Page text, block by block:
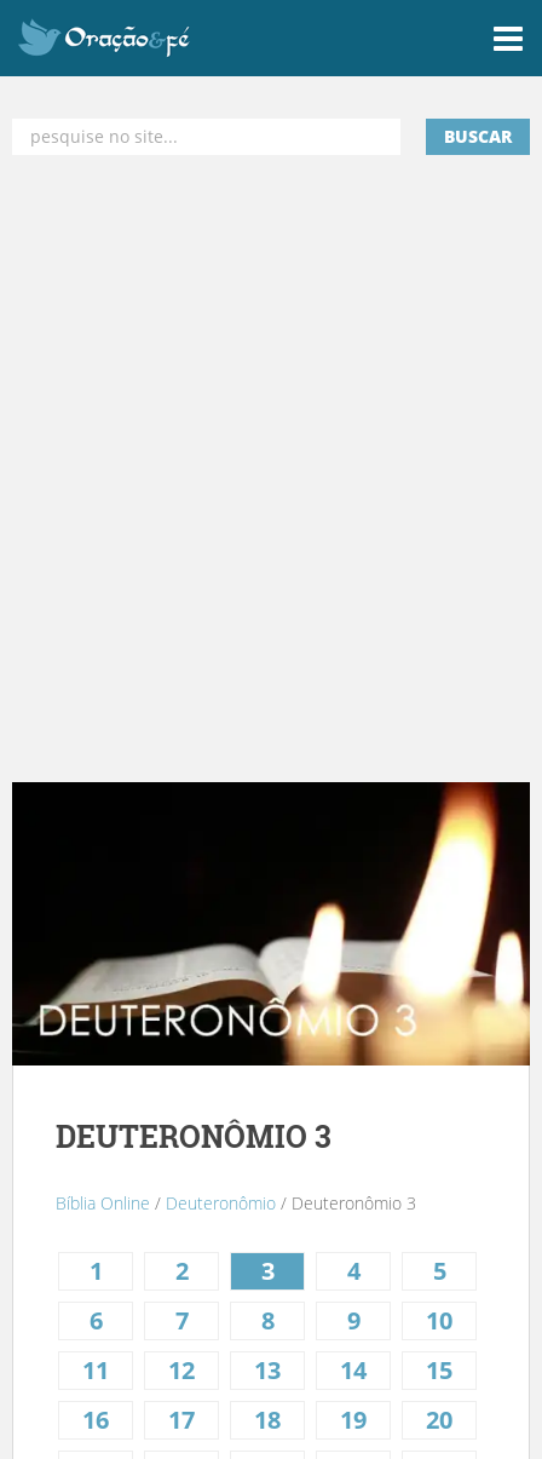
DEUTERONÔMIO 3
Bíblia Online / Deuteronômio / Deuteronômio 3
1 2 3 4
5
6
7 8 9
10
11
12 13 14
15
16
17 18 19
20